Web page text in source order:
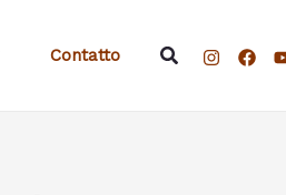
Contatto Cerca